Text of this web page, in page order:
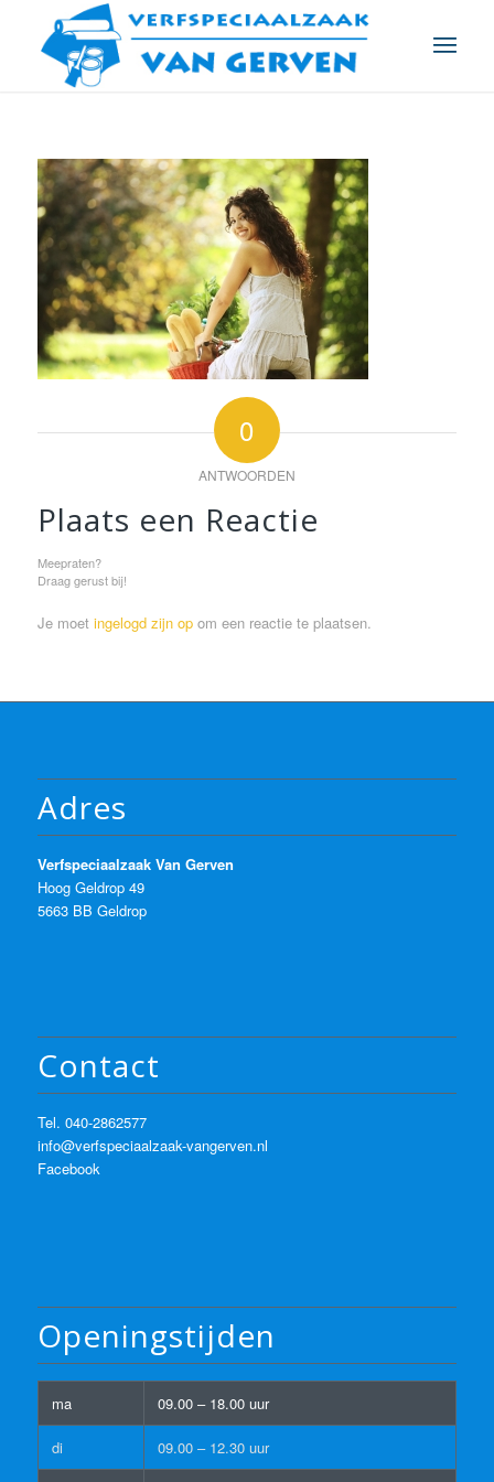
0
ANTWOORDEN
Plaats een Reactie
Meepraten?
Draag gerust bij!
Je moet ingelogd zijn opom een reactie te plaatsen.
Adres
Verfspeciaalzaak Van Gerven
Hoog Geldrop 49
5663 BB Geldrop
Contact
Tel. 040-2862577
info@verfspeciaalzaak-vangerven.nl
Facebook
Openingstijden
ma 09.00 – 18.00 uur
di 09.00 – 12.30 uur